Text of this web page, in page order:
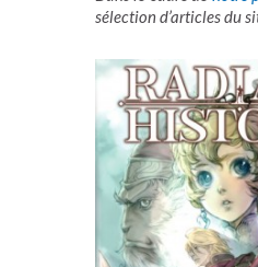
sélection d’articles du